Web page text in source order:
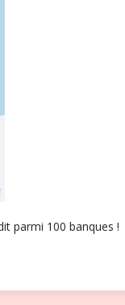
parmi 100 banques !